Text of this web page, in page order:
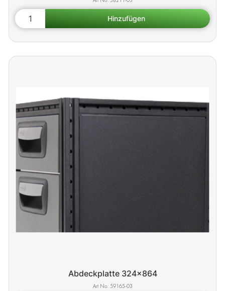
Abdeckplatte 324x864
59165-03